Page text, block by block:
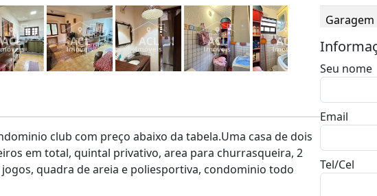
club com preço abaixo da tabela.Uma casa de dois
em total, quintal privativo, area para churrasqueira, 2
quadra de areia e poliesportiva, condominio todo
Garagem
Seu nome
Email
Tel/Cel